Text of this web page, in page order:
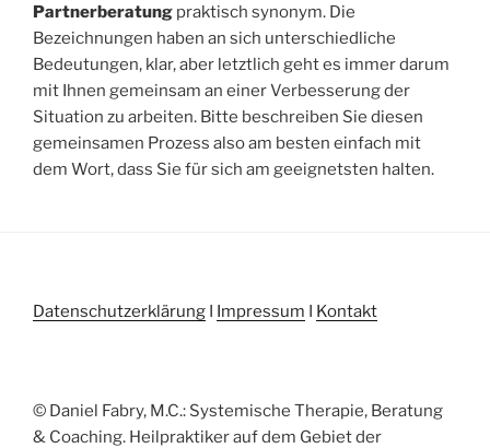
Partnerberatung praktisch synonym. Die
Bezeichnungen haben an sich unterschiedliche
Bedeutungen, klar, aber letztlich geht es immer darum
mit Ihnen gemeinsam an einer Verbesserung der
Situation zu arbeiten. Bitte beschreiben Sie diesen
gemeinsamen Prozess also am besten einfach mit
dem Wort, dass Sie für sich am geeignetsten halten.
Datenschutzerklärung I Impressum I Kontakt
© Daniel Fabry, M.C.: Systemische Therapie, Beratung
& Coaching. Heilpraktiker auf dem Gebiet der